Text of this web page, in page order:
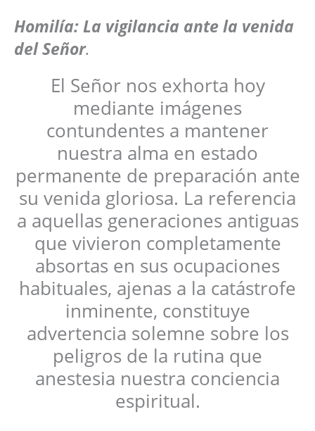
Homilía: La vigilancia ante la venida
del Señor.
El Señor nos exhorta hoy
mediante imágenes
contundentes a mantener
nuestra alma en estado
permanente de preparación ante
su venida gloriosa. La referencia
a aquellas generaciones antiguas
que vivieron completamente
absortas en sus ocupaciones
habituales, ajenas a la catástrofe
inminente, constituye
advertencia solemne sobre los
peligros de la rutina que
anestesia nuestra conciencia
espiritual.